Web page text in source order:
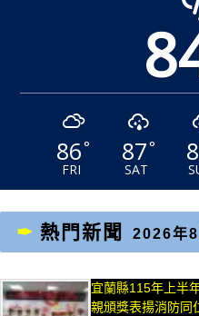
86°
FRI
87°
SAT
熱門新聞 2026年8
宜蘭縣115年上半
親頒獎表揚消防同